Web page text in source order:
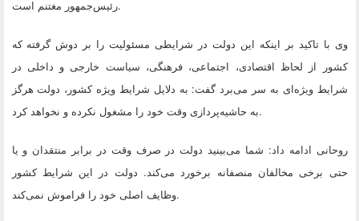
رئیس‌جمهور مغتنم است.
وی با تاکید بر اینکه این دولت در شرایطی مسئولیت را بر دوش گرفته که
کشور از لحاظ اقتصادی، اجتماعی، فرهنگی، سیاست خارجی و داخلی در
شرایط ویژه‌ای به سر می‌برد گفت: به دلایل شرایط ویژه کشور، دولت هرگز
به حاشیه‌پردازی وقت خود را مشغول نکرده و نخواهد کرد.
روحانی ادامه داد: شما می‌بینید دولت در صرف وقت در برابر منتقدان و یا
حتی برخی مخالفان منصفانه برخورد می‌کند. دولت در این شرایط کشور
وظایف اصلی خود را فراموش نمی‌کند.